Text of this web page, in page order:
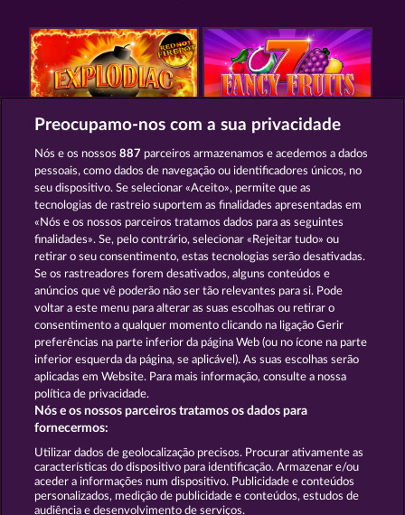
EXPLODIAC RHFP FANCY FRUITS
ROYAL SEVEN TOWER OF POWER
Termos e Condições
Declaração de Privacidade Marca
Empresa Perguntas frequentes Facebook
Enviar pedido de rescisão
Preocupamo-nos com a sua privacidade
Nós e os nossos887 parceiros armazenamos e acedemos a dados
pessoais, como dados de navegação ou identificadores únicos, no
seu dispositivo. Se selecionar «Aceito», permite que as
tecnologias de rastreio suportem as finalidades apresentadas em
«Nós e os nossos parceiros tratamos dados para as seguintes
finalidades». Se, pelo contrário, selecionar «Rejeitar tudo» ou
retirar o seu consentimento, estas tecnologias serão desativadas.
Se os rastreadores forem desativados, alguns conteúdos e
anúncios que vê poderão não ser tão relevantes para si. Pode
voltar a este menu para alterar as suas escolhas ou retirar o
consentimento a qualquer momento clicando na ligação Gerir
preferências na parte inferior da página Web (ou no ícone na parte
inferior esquerda da página, se aplicável). As suas escolhas serão
aplicadas em Website. Para mais informação, consulte a nossa
política de privacidade.
Nós e os nossos parceiros tratamos os dados para
fornecermos:
Utilizar dados de geolocalização precisos. Procurar ativamente as
características do dispositivo para identificação. Armazenar e/ou
aceder a informações num dispositivo. Publicidade e conteúdos
personalizados, medição de publicidade e conteúdos, estudos de
audiência e desenvolvimento de serviços.